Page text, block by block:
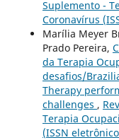
Suplemento -
Coronavírus
Marília Meyer
Prado Pereira,
da Terapia
desafios/
Therapy
challenges ,
Terapia
(ISSN